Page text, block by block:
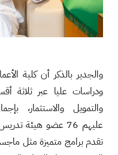
والجدير بالذكر أن كلية
ودراسات عليا عبر ثلاثة
عليهم 76 عضو هيئة
تقدم برامج متميزة مثل